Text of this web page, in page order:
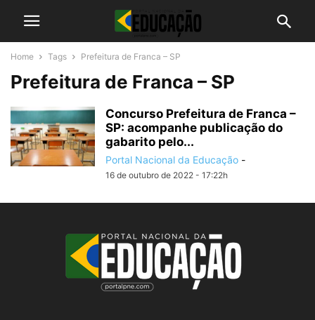
Home Tags Prefeitura de Franca – SP
Prefeitura de Franca – SP
Concurso Prefeitura de Franca –
SP: acompanhe publicação do
gabarito pelo...
Portal Nacional da Educação -
16 de outubro de 2022 - 17:22h